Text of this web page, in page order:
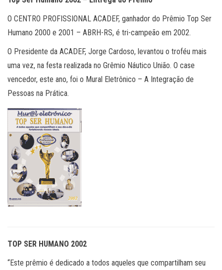
O CENTRO PROFISSIONAL ACADEF, ganhador do Prêmio Top Ser
Humano 2000 e 2001 – ABRH-RS, é tri-campeão em 2002.
O Presidente da ACADEF, Jorge Cardoso, levantou o troféu mais
uma vez, na festa realizada no Grêmio Náutico União. O case
vencedor, este ano, foi o Mural Eletrônico – A Integração de
Pessoas na Prática.
TOP SER HUMANO 2002
“Este prêmio é dedicado a todos aqueles que compartilham seu